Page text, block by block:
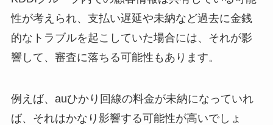
性が考えられ、 支払い遅延や未納など過去に金銭
的なトラブルを起こしていた場合には、それが影
響して、審査に落ちる可能性もあります。
例えば、auひかり回線の料金が未納になっていれ
ば、それはかなり影響する可能性が高いでしょ